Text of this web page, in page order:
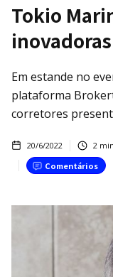
Tokio
inovadoras
Em estande no
plataforma
corretores
20/6/2022 2
Comentários